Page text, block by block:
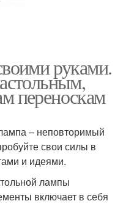
руками.
переноскам
– неповторимый
свои силы в
и идеями.
лампы
включает в себя